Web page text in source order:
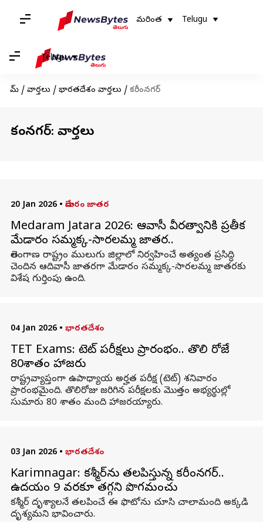
మరింత Telugu
Telugu
హోమ్ / వార్తలు / భారతదేశం వార్తలు / కరీంనగర్
కరీంనగర్: వార్తలు
20 Jan 2026 • మేడారం జాతర
Medaram Jatara 2026: ఆదివాసీ వీరత్వానికి ప్రతీక
మేడారం సమ్మక్క-సారలమ్మ జాతర..
తెలంగాణ రాష్ట్రం ములుగు జిల్లాలో నిర్వహించే అత్యంత ప్రసిద్ధి
చెందిన ఆదివాసీ జాతరగా మేడారం సమ్మక్క-సారలమ్మ జాతరకు
విశేష గుర్తింపు ఉంది.
04 Jan 2026 • భారతదేశం
TET Exams: టెట్‌ పరీక్షలు ప్రారంభం.. తొలి రోజే
80శాతం హాజరు
రాష్ట్రవ్యాప్తంగా ఉపాధ్యాయ అర్హత పరీక్ష (టెట్‌) శనివారం
ప్రారంభమైంది. తొలిరోజు జరిగిన పరీక్షలకు మొత్తం అభ్యర్థుల్లో
సుమారు 80 శాతం మంది హాజరయ్యారు.
03 Jan 2026 • భారతదేశం
Karimnagar: కశ్మీర్‌ను తలపిస్తున్న కరీంనగర్‌..
ఉదయం 9 వరకూ తగ్గని పొగమంచు
కశ్మీర్‌ దృశ్యాలనే తలపించే ఈ ఫొటోను చూసి చాలామంది అక్కడి
దృశ్యమని భావించారు.